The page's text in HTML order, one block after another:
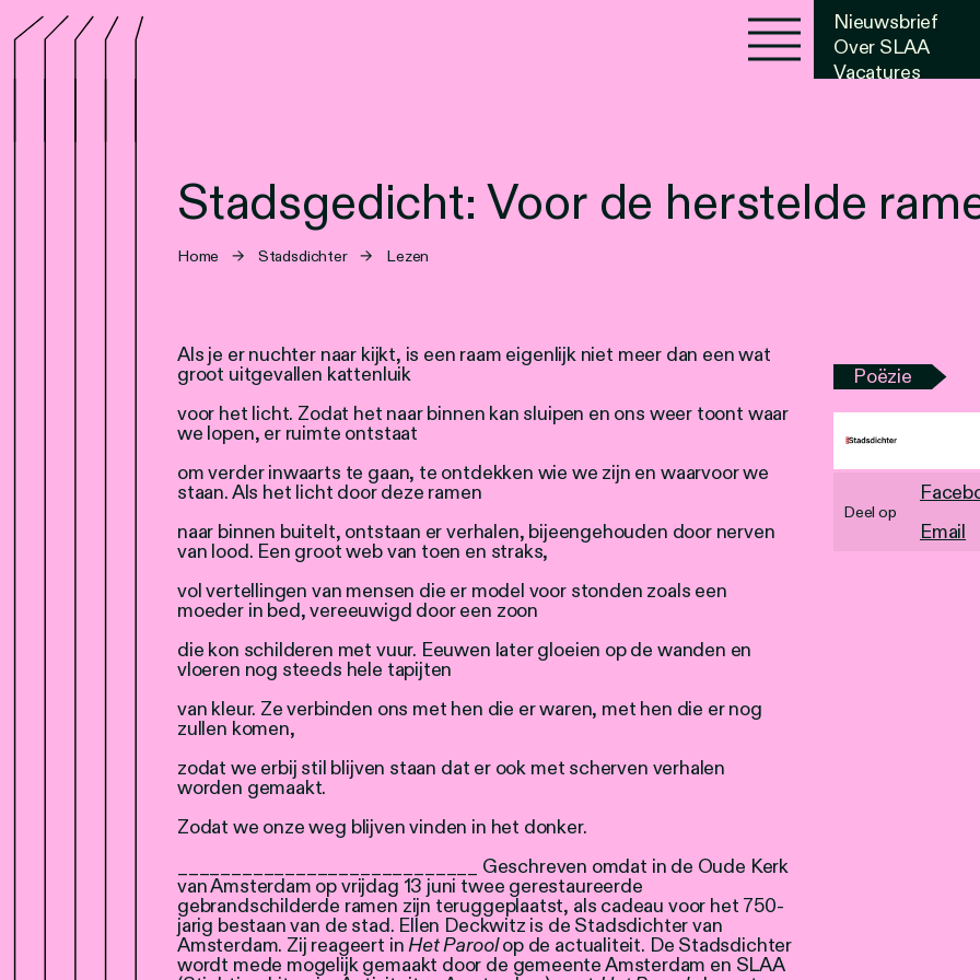
Stadsgedicht: Voor de herstelde
Home → Stadsdichter → Lezen
Als je er nuchter naar kijkt, is een raam eigenlijk niet meer dan een wat
groot uitgevallen kattenluik
voor het licht. Zodat het naar binnen kan sluipen en ons weer toont waar
we lopen, er ruimte ontstaat
om verder inwaarts te gaan, te ontdekken wie we zijn en waarvoor we
staan. Als het licht door deze ramen
naar binnen buitelt, ontstaan er verhalen, bijeengehouden door nerven
van lood. Een groot web van toen en straks,
vol vertellingen van mensen die er model voor stonden zoals een
moeder in bed, vereeuwigd door een zoon
die kon schilderen met vuur. Eeuwen later gloeien op de wanden en
vloeren nog steeds hele tapijten
van kleur. Ze verbinden ons met hen die er waren, met hen die er nog
zullen komen,
zodat we erbij stil blijven staan dat er ook met scherven verhalen
worden gemaakt.
Zodat we onze weg blijven vinden in het donker.
____________________________ Geschreven omdat in de Oude Kerk
van Amsterdam op vrijdag 13 juni twee gerestaureerde
gebrandschilderde ramen zijn teruggeplaatst, als cadeau voor het 750-
jarig bestaan van de stad. Ellen Deckwitz is de Stadsdichter van
Amsterdam. Zij reageert inHet Paroolop de actualiteit. De Stadsdichter
wordt mede mogelijk gemaakt door de gemeente Amsterdam en SLAA
Poëzie
Deel op
Email
Nieuwsbrief
Over SLAA
Vacatures